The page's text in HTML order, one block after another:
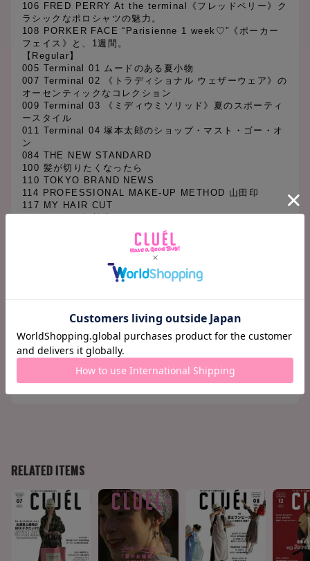
106 FRED PERRY At the terminal《フレッドペリー》ク
ラシックなポロシャツの魅力。
108 PORKER FACE “Parisienne 1 week♡”《ポーカー
フェイス》と、1週間。
【Regular】
005 Terminal 01 ムードのある夏小物
007 Terminal 02 《トラディショナル ウェザーウェア》の
オーセンティックなコレクション
009 Terminal 03 《ミディウミソリッド》夏のスポーティ
ースタイル
011 Terminal 04 塚本太郎のショップ・マスト・ゴー・オ
ン
084 THE NEW STANDARD
100 髪が切りたくなったら
110 TOKYO BRAND NEWS
114 PROFESSIONAL MAKE-UP METHOD 山田印
117 MY HAIR CUT
120 Terminal 05 HUMAN WOMANとCLUÉLのコラボに
よるサブリナパンツが誕生!
121 Terminal 06 《サンダース》のストラップシューズ。
122 Terminal 07 《ハンティング・ワールド》の新たな世
124 今月の気になる人
125 今月の映画
126 今月の CD
127 今月の ART&BOOK
130 CLUÉL JOURNAL